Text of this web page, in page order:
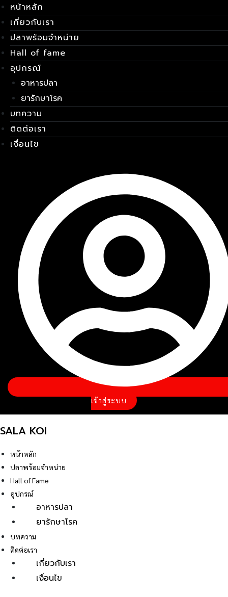
Skip
to
content
หน้าหลัก
เกี่ยวกับเรา
ปลาพร้อมจำหน่าย
Hall of fame
อุปกรณ์
อาหารปลา
ยารักษาโรค
บทความ
ติดต่อเรา
เงื่อนไข
เข้าสู่ระบบ
SALA KOI
หน้าหลัก
ปลาพร้อมจำหน่าย
Hall of Fame
อุปกรณ์
อาหารปลา
ยารักษาโรค
บทความ
ติดต่อเรา
เกี่ยวกับเรา
เงื่อนไข
เมนู